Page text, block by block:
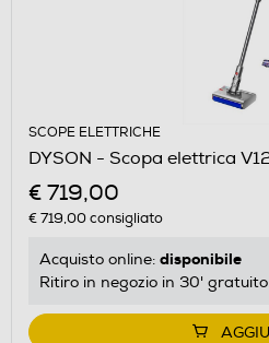
SCOPE ELETTRICHE
DYSON - Scopa elettrica
€ 719,00
€ 719,00consigliato
Acquisto online: disponibile
Ritiro in negozio in 30'